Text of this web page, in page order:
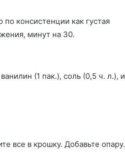
консистенции как густая
минут на 30.
(1 пак.), соль (0,5 ч. л.), и
все в крошку. Добавьте опару.